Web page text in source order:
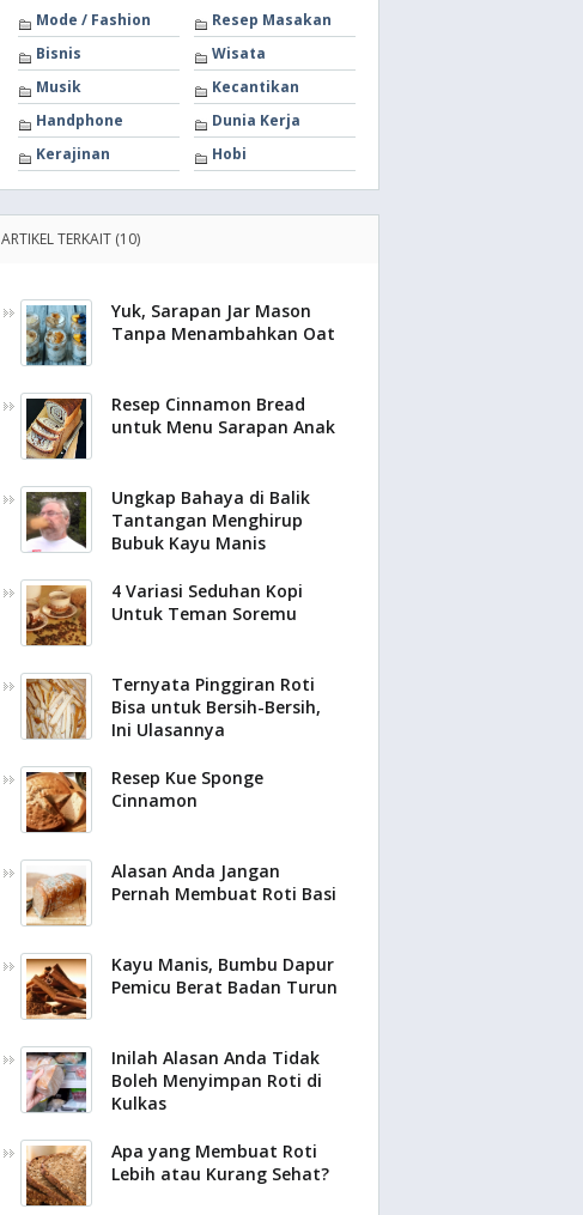
Mode / Fashion
Resep Masakan
Bisnis
Wisata
Musik
Kecantikan
Handphone
Dunia Kerja
Kerajinan
Hobi
ARTIKEL TERKAIT (10)
Yuk, Sarapan Jar Mason
Tanpa Menambahkan Oat
Resep Cinnamon Bread
untuk Menu Sarapan Anak
Ungkap Bahaya di Balik
Tantangan Menghirup
Bubuk Kayu Manis
4 Variasi Seduhan Kopi
Untuk Teman Soremu
Ternyata Pinggiran Roti
Bisa untuk Bersih-Bersih,
Ini Ulasannya
Resep Kue Sponge
Cinnamon
Alasan Anda Jangan
Pernah Membuat Roti Basi
Kayu Manis, Bumbu Dapur
Pemicu Berat Badan Turun
Inilah Alasan Anda Tidak
Boleh Menyimpan Roti di
Kulkas
Apa yang Membuat Roti
Lebih atau Kurang Sehat?